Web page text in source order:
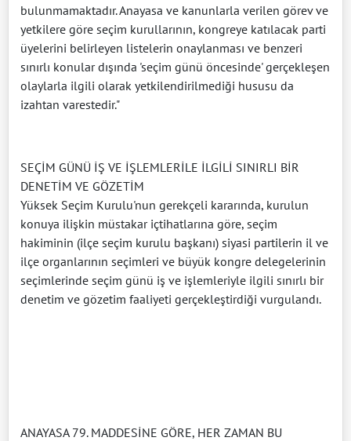
bulunmamaktadır. Anayasa ve kanunlarla verilen görev ve
yetkilere göre seçim kurullarının, kongreye katılacak parti
üyelerini belirleyen listelerin onaylanması ve benzeri
sınırlı konular dışında 'seçim günü öncesinde' gerçekleşen
olaylarla ilgili olarak yetkilendirilmediği hususu da
izahtan varestedir."
SEÇİM GÜNÜ İŞ VE İŞLEMLERİLE İLGİLİ SINIRLI BİR
DENETİM VE GÖZETİM
Yüksek Seçim Kurulu'nun gerekçeli kararında, kurulun
konuya ilişkin müstakar içtihatlarına göre, seçim
hakiminin (ilçe seçim kurulu başkanı) siyasi partilerin il ve
ilçe organlarının seçimleri ve büyük kongre delegelerinin
seçimlerinde seçim günü iş ve işlemleriyle ilgili sınırlı bir
denetim ve gözetim faaliyeti gerçekleştirdiği vurgulandı.
ANAYASA 79. MADDESİNE GÖRE, HER ZAMAN BU